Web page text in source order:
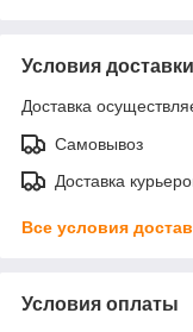
Условия доставки
Доставка
Самовывоз
Доставка
Все условия
Условия оплаты